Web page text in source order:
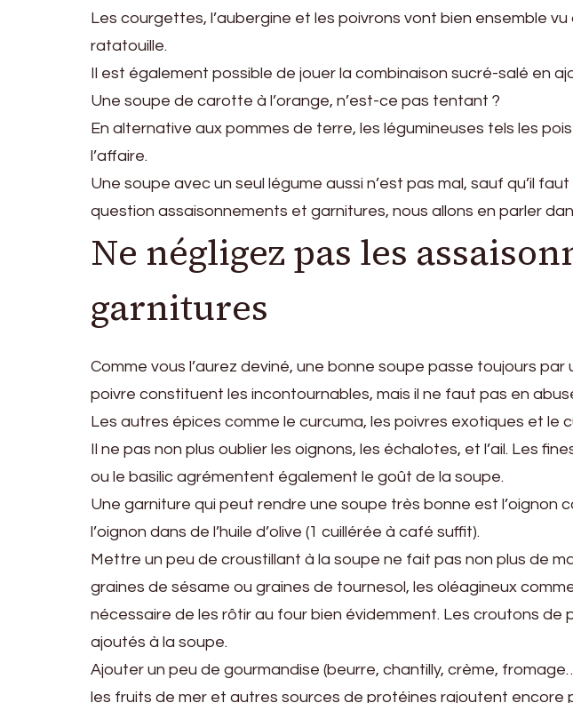
Les courgettes, l’aubergine et les poivrons vont bien ensemble vu
ratatouille.
Il est également possible de jouer la combinaison sucré-salé en
Une soupe de carotte à l’orange, n’est-ce pas tentant ?
En alternative aux pommes de terre, les légumineuses tels les
l’affaire.
Une soupe avec un seul légume aussi n’est pas mal, sauf qu’il
question assaisonnements et garnitures, nous allons en parler
Ne négligez pas les
garnitures
Comme vous l’aurez deviné, une bonne soupe passe toujours
poivre constituent les incontournables, mais il ne faut pas en
Les autres épices comme le curcuma, les poivres exotiques et le
Il ne pas non plus oublier les oignons, les échalotes, et l’ail. Les
ou le basilic agrémentent également le goût de la soupe.
Une garniture qui peut rendre une soupe très bonne est l’oignon
l’oignon dans de l’huile d’olive (1 cuillérée à café suffit).
Mettre un peu de croustillant à la soupe ne fait pas non plus de
graines de sésame ou graines de tournesol, les oléagineux
nécessaire de les rôtir au four bien évidemment. Les croutons de
ajoutés à la soupe.
Ajouter un peu de gourmandise (beurre, chantilly, crème,
les fruits de mer et autres sources de protéines rajoutent encore